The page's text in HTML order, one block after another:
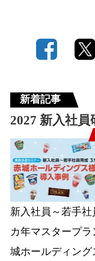
新着記事
2027 新入社員
新入社員～若手社
カ年マスタープ
城ホールディング